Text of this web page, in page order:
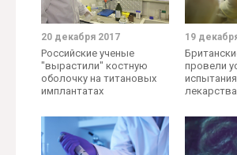
20 декабря 2017
Российские ученые
"вырастили" костную
оболочку на титановых
имплантатах
19
провели